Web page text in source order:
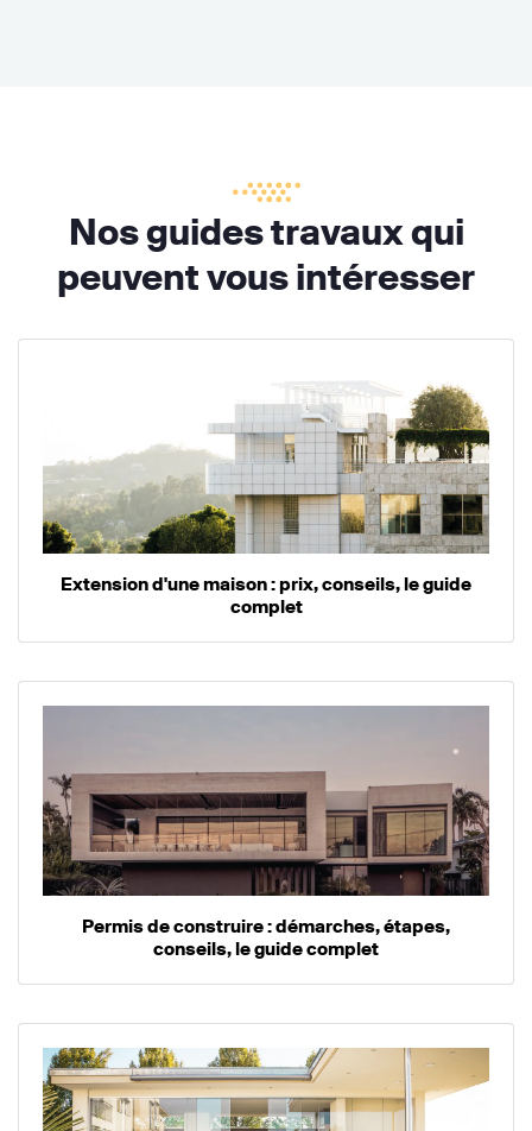
Nos guides travaux qui
peuvent vous intéresser
Extension d'une maison : prix, conseils, le guide
complet
Permis de construire : démarches, étapes,
conseils, le guide complet